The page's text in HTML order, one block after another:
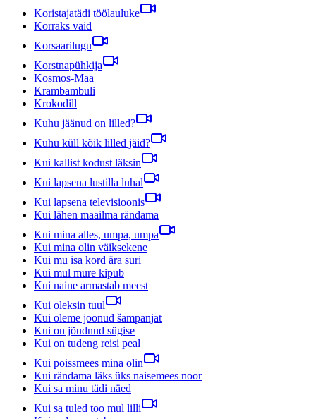
Koristajatädi töölauluke
Korraks vaid
Korsaarilugu
Korstnapühkija
Kosmos-Maa
Krambambuli
Krokodill
Kuhu jäänud on lilled?
Kuhu küll kõik lilled jäid?
Kui kallist kodust läksin
Kui lapsena lustilla luhal
Kui lapsena televisioonis
Kui lähen maailma rändama
Kui mina alles, umpa, umpa
Kui mina olin väiksekene
Kui mu isa kord ära suri
Kui mul mure kipub
Kui naine armastab meest
Kui oleksin tuul
Kui oleme joonud šampanjat
Kui on jõudnud sügise
Kui on tudeng reisi peal
Kui poissmees mina olin
Kui rändama läks üks naisemees noor
Kui sa minu tädi näed
Kui sa tuled too mul lilli